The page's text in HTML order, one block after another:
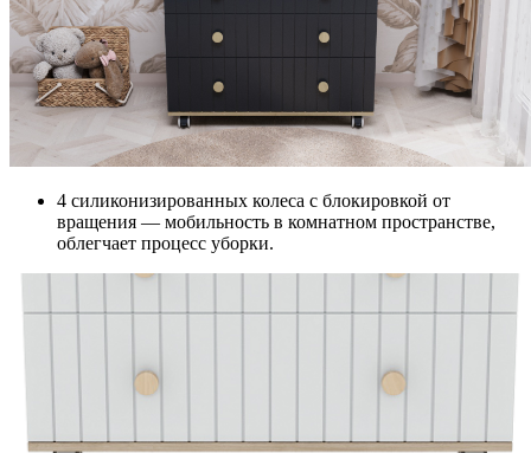
4 силиконизированных колеса с блокировкой от
вращения — мобильность в комнатном пространстве,
облегчает процесс уборки.